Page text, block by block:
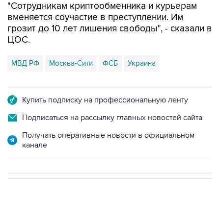
"Сотрудникам криптообменника и курьерам
вменяется соучастие в преступлении. Им
грозит до 10 лет лишения свободы", - сказали в
ЦОС.
МВД РФ Москва-Сити ФСБ Украина
Купить подписку на профессиональную ленту
Подписаться на рассылку главных новостей сайта
Получать оперативные новости в официальном
канале